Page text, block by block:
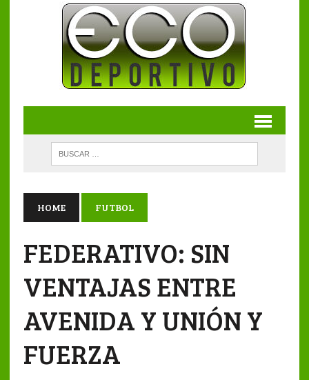
HOME FUTBOL
FEDERATIVO: SIN
VENTAJAS ENTRE
AVENIDA Y UNIÓN Y
FUERZA